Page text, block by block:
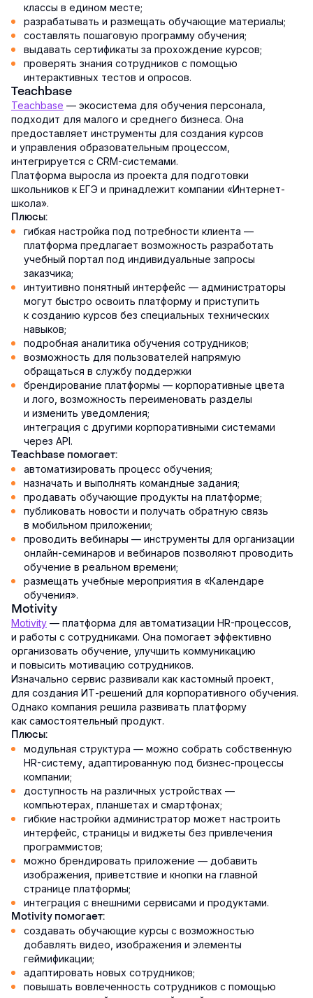
классы в едином месте;
разрабатывать и размещать обучающие материалы;
составлять пошаговую программу обучения;
выдавать сертификаты за прохождение курсов;
проверять знания сотрудников с помощью
интерактивных тестов и опросов.
Teachbase
Teachbase — экосистема для обучения персонала,
подходит для малого и среднего бизнеса. Она
предоставляет инструменты для создания курсов
и управления образовательным процессом,
интегрируется с CRM-системами.
Платформа выросла из проекта для подготовки
школьников к ЕГЭ и принадлежит компании «Интернет-
школа».
Плюсы:
гибкая настройка под потребности клиента —
платформа предлагает возможность разработать
учебный портал под индивидуальные запросы
заказчика;
интуитивно понятный интерфейс — администраторы
могут быстро освоить платформу и приступить
к созданию курсов без специальных технических
навыков;
подробная аналитика обучения сотрудников;
возможность для пользователей напрямую
обращаться в службу поддержки
брендирование платформы — корпоративные цвета
и лого, возможность переименовать разделы
и изменить уведомления;
интеграция с другими корпоративными системами
через API.
Teachbase помогает:
автоматизировать процесс обучения;
назначать и выполнять командные задания;
продавать обучающие продукты на платформе;
публиковать новости и получать обратную связь
в мобильном приложении;
проводить вебинары — инструменты для организации
онлайн-семинаров и вебинаров позволяют проводить
обучение в реальном времени;
размещать учебные мероприятия в «Календаре
обучения».
Motivity
Motivity — платформа для автоматизации HR-процессов,
и работы с сотрудниками. Она помогает эффективно
организовать обучение, улучшить коммуникацию
и повысить мотивацию сотрудников.
Изначально сервис развивали как кастомный проект,
для создания ИТ-решений для корпоративного обучения.
Однако компания решила развивать платформу
как самостоятельный продукт.
Плюсы:
модульная структура — можно собрать собственную
HR-систему, адаптированную под бизнес-процессы
компании;
доступность на различных устройствах —
компьютерах, планшетах и смартфонах;
гибкие настройки администратор может настроить
интерфейс, страницы и виджеты без привлечения
программистов;
можно брендировать приложение — добавить
изображения, приветствие и кнопки на главной
странице платформы;
интеграция с внешними сервисами и продуктами.
Motivity помогает:
создавать обучающие курсы с возможностью
добавлять видео, изображения и элементы
геймификации;
адаптировать новых сотрудников;
повышать вовлеченность сотрудников с помощью